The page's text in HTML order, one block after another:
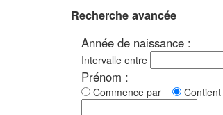
Recherche avancée
Année de naissance :
Intervalle entre
Prénom :
Commence par Contient